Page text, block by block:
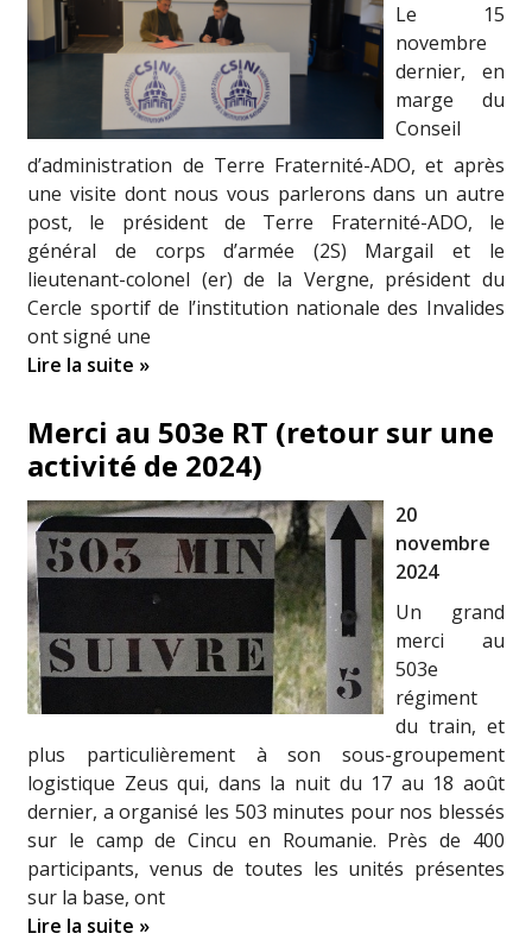
Le 15
novembre
dernier, en
marge du
Conseil
d’administration de Terre Fraternité-ADO, et après
une visite dont nous vous parlerons dans un autre
post, le président de Terre Fraternité-ADO, le
général de corps d’armée (2S) Margail et le
lieutenant-colonel (er) de la Vergne, président du
Cercle sportif de l’institution nationale des Invalides
ont signé une
Lire la suite »
Merci au 503e RT (retour sur une
activité de 2024)
20
novembre
2024
Un grand
merci au
503e
régiment
du train, et
plus particulièrement à son sous-groupement
logistique Zeus qui, dans la nuit du 17 au 18 août
dernier, a organisé les 503 minutes pour nos blessés
sur le camp de Cincu en Roumanie. Près de 400
participants, venus de toutes les unités présentes
sur la base, ont
Lire la suite »